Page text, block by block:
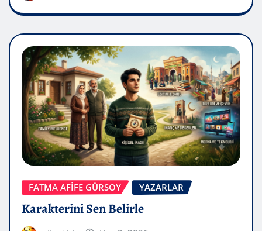
FATMA AFİFE GÜRSOY YAZARLAR
Karakterini Sen Belirle